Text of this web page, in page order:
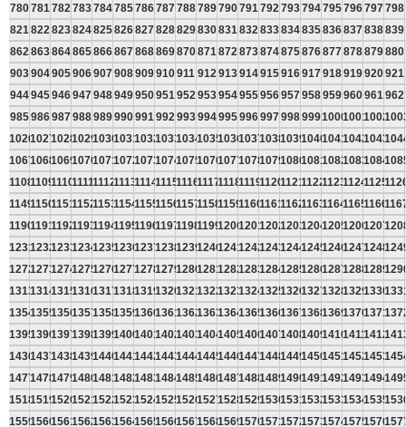
780781 782 783784785786787788789790791 792 793794795796797798
821 822 823824825826827828829830831 832 833834835836837838839
862 863864865866867868869870871 872 873874875876877878879880
903904905906907908909910911 912 913914915916917918919920921
944945946947948949950951 952 953954955956957958959960961 962
985986987988989990991 992 993994995996997998999100010011002
102610271028102910301031103210331034103510361037103810391040104110421043
106710681069107010711072107310741075107610771078107910801081108210831084
110811091110111111121113111411151116111711181119112011211122112311241125
114911501151115211531154115511561157115811591160116111621163116411651166
119011911192119311941195119611971198119912001201120212031204120512061207
123112321233123412351236123712381239124012411242124312441245124612471248
127212731274127512761277127812791280128112821283128412851286128712881289
131313141315131613171318131913201321132213231324132513261327132813291330
135413551356135713581359136013611362136313641365136613671368136913701371
139513961397139813991400140114021403140414051406140714081409141014111412
143614371438143914401441144214431444144514461447144814491450145114521453
147714781479148014811482148314841485148614871488148914901491149214931494
151815191520152115221523152415251526152715281529153015311532153315341535
155915601561156215631564156515661567156815691570157115721573157415751576